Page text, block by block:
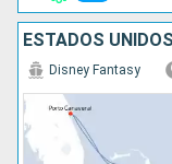
ESTADOS
Disney Fantasy